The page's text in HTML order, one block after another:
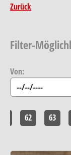
Zurück
Filter-
Von:
62 63